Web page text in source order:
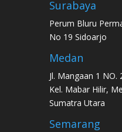
Surabaya
Perum Bluru
No 19 Sidoarjo
Medan
Jl. Mangaan 1 NO.
Kel. Mabar Hilir,
Sumatra Utara
Semarang